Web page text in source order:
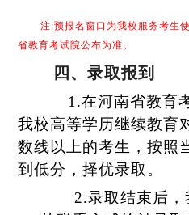
注:预报名窗口为我校服务考生
省教育考试院公布为准。
四、录取报到
1.在河南省教育
我校高等学历继续教育
数线以上的考生，按照
到低分，择优录取。
2.录取结束后，